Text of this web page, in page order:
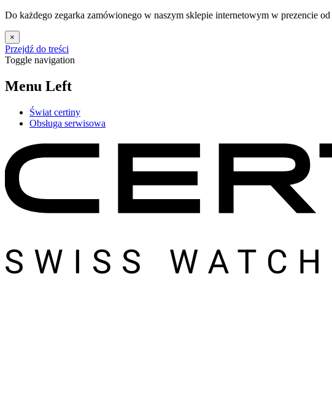
Do każdego zegarka zamówionego w naszym sklepie internetowym w prezencie
×
Przejdź do treści
Toggle navigation
Menu Left
Świat certiny
Obsługa serwisowa